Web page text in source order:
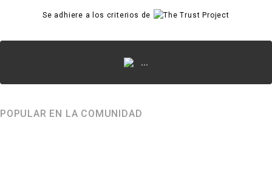
Se adhiere a los criterios de
...
POPULAR EN LA COMUNIDAD